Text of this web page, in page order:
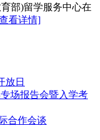
部)留学服务中心在
看详情]
放日
场报告会暨入学考
合作会谈